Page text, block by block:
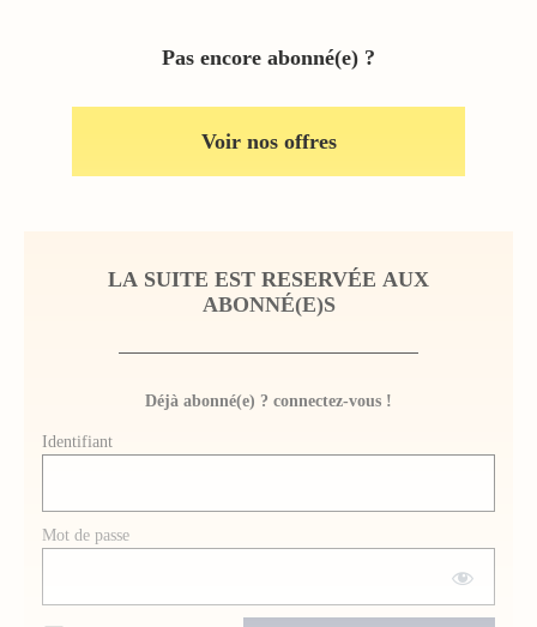
Pas encore abonné(e) ?
Voir nos offres
LA SUITE EST RESERVÉE AUX
ABONNÉ(E)S
Déjà abonné(e) ? connectez-vous !
Identifiant
Mot de passe